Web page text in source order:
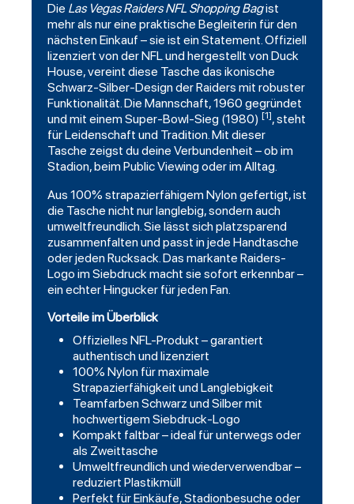
Die Las Vegas RaidersNFL Shopping Bagist
mehr als nur eine praktische Begleiterin für den
nächsten Einkauf – sie ist ein Statement. Offiziell
lizenziert von der NFL und hergestellt von Duck
House, vereint diese Tasche das ikonische
Schwarz-Silber-Design der Raiders mit robuster
Funktionalität. Die Mannschaft, 1960 gegründet
und mit einem Super-Bowl-Sieg (1980) [1], steht
für Leidenschaft und Tradition. Mit dieser
Tasche zeigst du deine Verbundenheit – ob im
Stadion, beim Public Viewing oder im Alltag.
Aus 100% strapazierfähigem Nylon gefertigt, ist
die Tasche nicht nur langlebig, sondern auch
umweltfreundlich. Sie lässt sich platzsparend
zusammenfalten und passt in jede Handtasche
oder jeden Rucksack. Das markante Raiders-
Logo im Siebdruck macht sie sofort erkennbar –
ein echter Hingucker für jeden Fan.
Vorteile im Überblick
Offizielles NFL-Produkt – garantiert
authentisch und lizenziert
100% Nylon für maximale
Strapazierfähigkeit und Langlebigkeit
Teamfarben Schwarz und Silber mit
hochwertigem Siebdruck-Logo
Kompakt faltbar – ideal für unterwegs oder
als Zweittasche
Umweltfreundlich und wiederverwendbar –
reduziert Plastikmüll
Perfekt für Einkäufe, Stadionbesuche oder